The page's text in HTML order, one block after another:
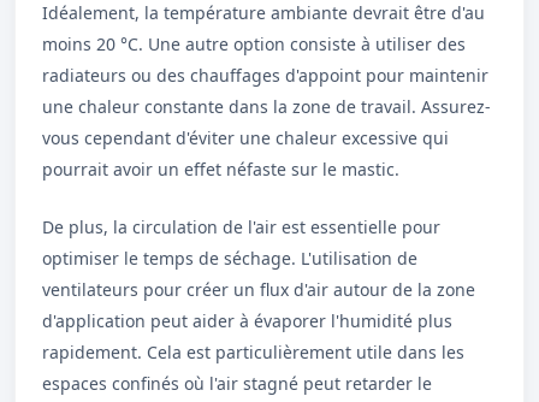
Idéalement, la température ambiante devrait être d'au
moins 20 °C. Une autre option consiste à utiliser des
radiateurs ou des chauffages d'appoint pour maintenir
une chaleur constante dans la zone de travail. Assurez-
vous cependant d'éviter une chaleur excessive qui
pourrait avoir un effet néfaste sur le mastic.
De plus, la circulation de l'air est essentielle pour
optimiser le temps de séchage. L'utilisation de
ventilateurs pour créer un flux d'air autour de la zone
d'application peut aider à évaporer l'humidité plus
rapidement. Cela est particulièrement utile dans les
espaces confinés où l'air stagné peut retarder le